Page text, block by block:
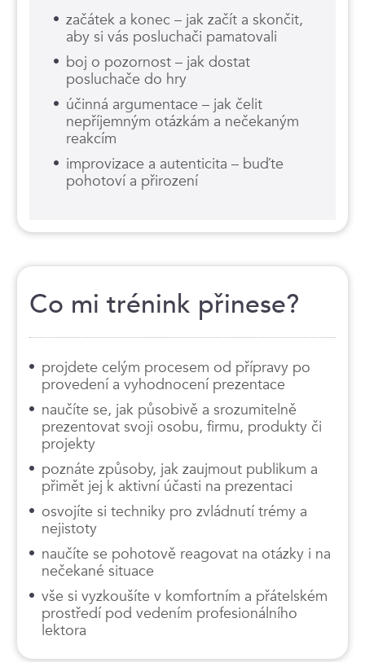
začátek a konec – jak začít a skončit,
aby si vás posluchači pamatovali
boj o pozornost – jak dostat
posluchače do hry
účinná argumentace – jak čelit
nepříjemným otázkám a nečekaným
reakcím
improvizace a autenticita – buďte
pohotoví a přirození
Co mi trénink přinese?
projdete celým procesem od přípravy po
provedení a vyhodnocení prezentace
naučíte se, jak působivě a srozumitelně
prezentovat svoji osobu, firmu, produkty či
projekty
poznáte způsoby, jak zaujmout publikum a
přimět jej k aktivní účasti na prezentaci
osvojíte si techniky pro zvládnutí trémy a
nejistoty
naučíte se pohotově reagovat na otázky i na
nečekané situace
vše si vyzkoušíte v komfortním a přátelském
prostředí pod vedením profesionálního
lektora